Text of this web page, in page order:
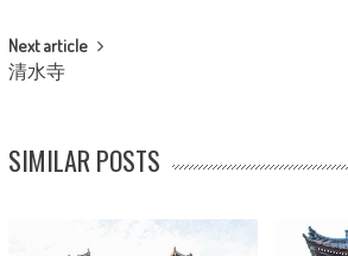
Next article
清水寺
SIMILAR POSTS